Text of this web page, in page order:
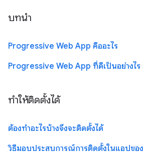
บทนำ
Progressive Web App คืออะไร
Progressive Web App ที่ดีเป็นอย่างไร
ทำให้ติดตั้งได้
ต้องทำอะไรบ้างจึงจะติดตั้งได้
วิธีมอบประสบการณ์การติดตั้งในแอปขอ